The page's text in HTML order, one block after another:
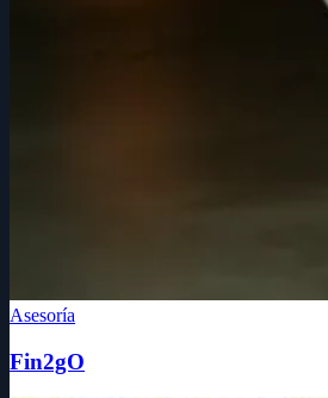
Asesoría
Fin2gO